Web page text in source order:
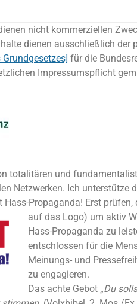
nicht kommerziellen
dienen ausschließlich der
für die
Impressumspflicht
totalitären und
Netzwerken. Ich unterstütze
Propaganda! Erst prüfen,
auf das Logo) um aktiv
Hass-Propaganda zu
entschlossen für die
Meinungs- und
zu engagieren.
Das achte Gebot „Du